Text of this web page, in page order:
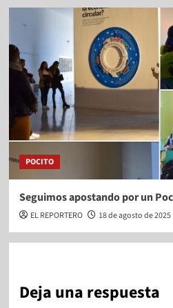
POCITO
Seguimos apostando por un
EL REPORTERO 18 de agosto de 2025
Deja una respuesta